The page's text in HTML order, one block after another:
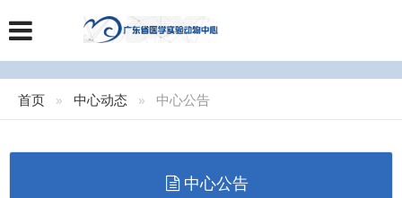
首页 中心动态 中心公告
中心公告